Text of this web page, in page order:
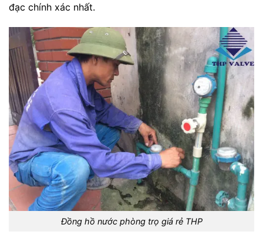
đạc chính xác nhất.
Đồng hồ nước phòng trọ giá rẻ THP